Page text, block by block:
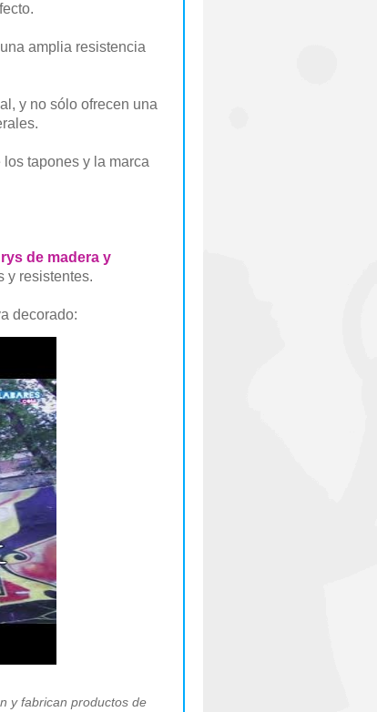
amplia resistencia
y no sólo ofrecen una
tapones y la marca
de madera y
y resistentes.
decorado:
y fabrican productos de